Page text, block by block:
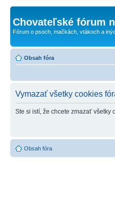
Chovateľské fórum
Fórum o psoch, mačkách, vtákoch a
Obsah fóra
Vymazať všetky cookies
Ste si istí, že chcete zmazať všetky
Obsah fóra